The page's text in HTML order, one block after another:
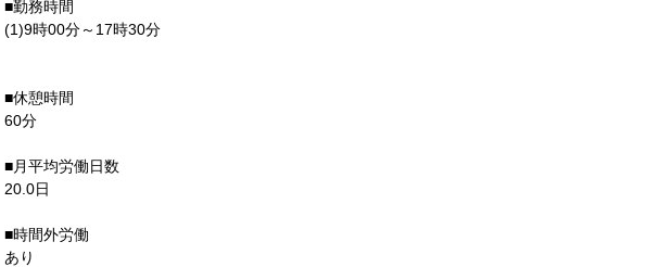
■勤務時間
(1)9時00分～17時30分
■休憩時間
60分
■月平均労働日数
20.0日
■時間外労働
あり